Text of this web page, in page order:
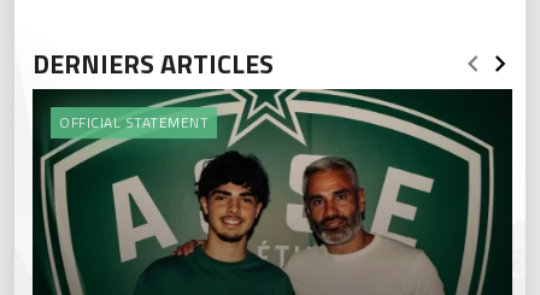
DERNIERS ARTICLES
OFFICIAL STATEMENT